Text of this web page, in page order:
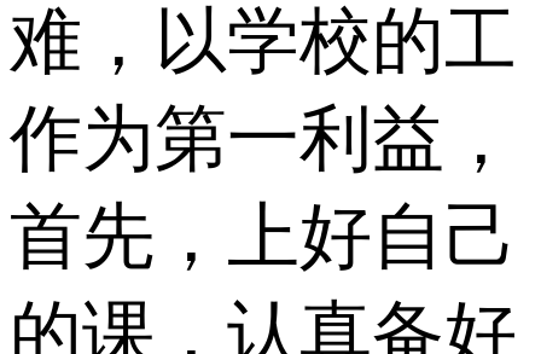
难，以学校的工
作为第一利益，
首先，上好自己
的课，认真备好